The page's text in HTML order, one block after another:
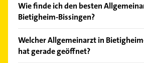
Wie finde ich den besten
Bietigheim-Bissingen?
Kundenmeinungen und profitieren
Empfehlungen. Die Suchergebnisse
Welcher Allgemeinarzt in
hat gerade geöffnet?